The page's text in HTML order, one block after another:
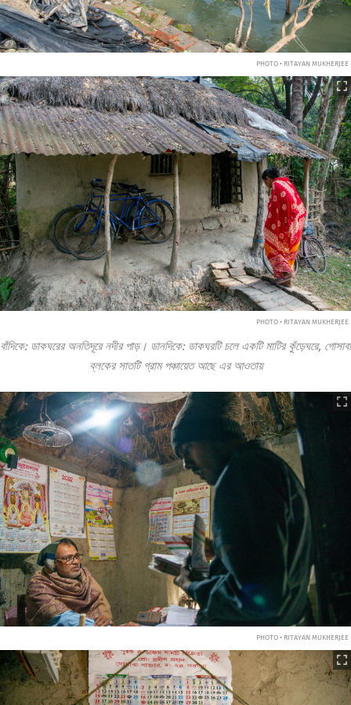
PHOTO • RITAYAN MUKHERJEE
PHOTO • RITAYAN MUKHERJEE
বাঁদিকে: ডাকঘরের অনতিদূরে নদীর পাড়। ডানদিকে: ডাকঘরটি চলে একটি মাটির কুঁড়েঘরে, গোসাবা
ব্লকের সাতটি গ্রাম পঞ্চায়েত আছে এর আওতায়
PHOTO • RITAYAN MUKHERJEE